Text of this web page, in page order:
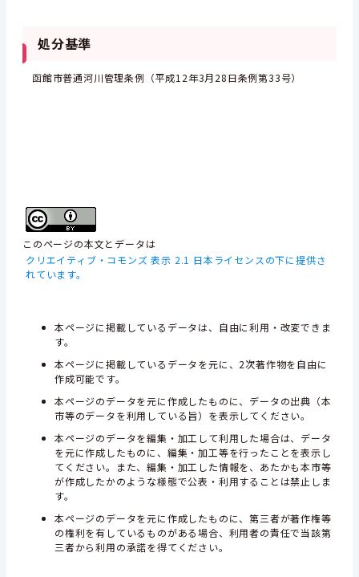
処分基準
函館市普通河川管理条例（平成12年3月28日条例第33号）
このページの本文とデータは
クリエイティブ・コモンズ 表示 2.1 日本ライセンスの下に提供さ
れています。
本ページに掲載しているデータは、自由に利用・改変できま
す。
本ページに掲載しているデータを元に、2次著作物を自由に
作成可能です。
本ページのデータを元に作成したものに、データの出典（本
市等のデータを利用している旨）を表示してください。
本ページのデータを編集・加工して利用した場合は、データ
を元に作成したものに、編集・加工等を行ったことを表示し
てください。また、編集・加工した情報を、あたかも本市等
が作成したかのような様態で公表・利用することは禁止しま
す。
本ページのデータを元に作成したものに、第三者が著作権等
の権利を有しているものがある場合、利用者の責任で当該第
三者から利用の承諾を得てください。